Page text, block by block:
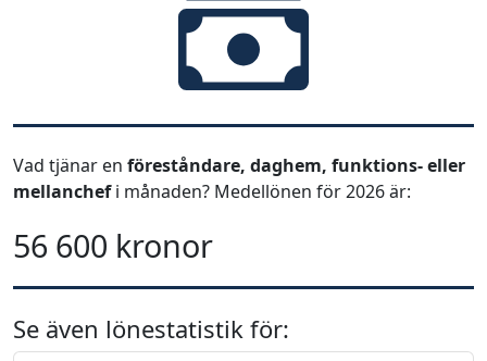
Vad tjänar en föreståndare, daghem, funktions- eller
mellanchefi månaden? Medellönen för 2026 är:
56 600 kronor
Se även lönestatistik för: